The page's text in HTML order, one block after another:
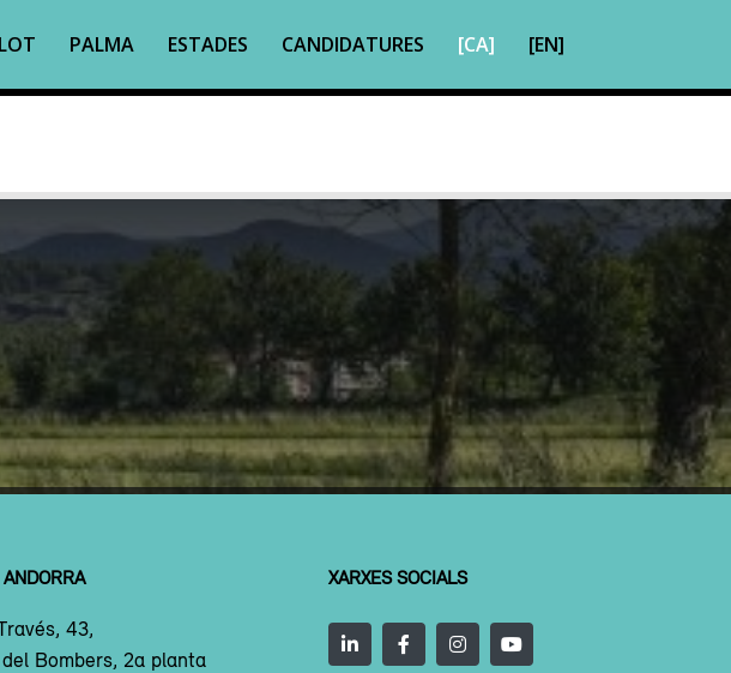
PALMA ESTADES CANDIDATURES [CA] [EN]
43,
Bombers, 2a planta
XARXES SOCIALS